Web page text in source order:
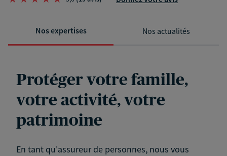
Nos expertises Nos actualités
Protéger votre famille,
votre activité, votre
patrimoine
En tant qu'assureur de personnes, nous vous